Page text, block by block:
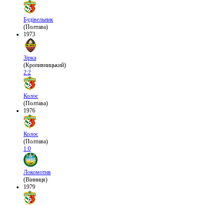
Будівельник
(Полтава)
1973
Зірка
(Кропивницький)
2:2
Колос
(Полтава)
1976
Колос
(Полтава)
1:0
Локомотив
(Вінниця)
1979